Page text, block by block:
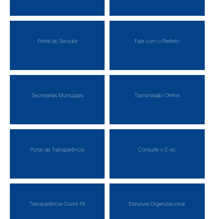
Portal do Servidor Fale com o Prefeito
Secretarias Municipais Transmissão Online
Portal da Transparência Consulte o E-sic
Transparência Covid-19 Estrutura Organizacional